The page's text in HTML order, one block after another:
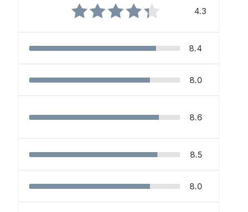
4.3
8.4
8.0
8.6
8.5
8.0